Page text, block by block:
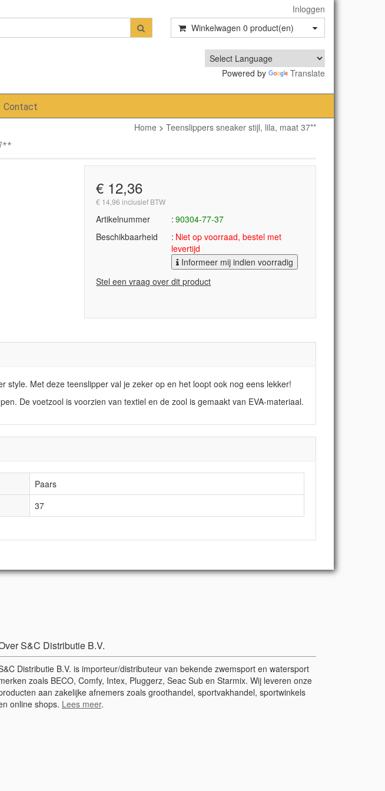
Inloggen
Winkelwagen 0 product(en)
Powered by Translate
Contact
Home > Teenslippers sneaker stijl, lila, maat 37**
€ 12,36
€ 14,96 inclusief BTW
Artikelnummer
90304-77-37
Beschikbaarheid
Niet op voorraad, bestel met
levertijd
Informeer mij indien voorradig
Stel een vraag over dit product
style. Met deze teenslipper val je zeker op en het loopt ook nog eens lekker!
De voetzool is voorzien van textiel en de zool is gemaakt van EVA-materiaal.
Paars
37
S&C Distributie B.V.
Distributie B.V. is importeur/distributeur van bekende zwemsport en watersport
zoals BECO, Comfy, Intex, Pluggerz, Seac Sub en Starmix. Wij leveren onze
aan zakelijke afnemers zoals groothandel, sportvakhandel, sportwinkels
online shops. Lees meer.